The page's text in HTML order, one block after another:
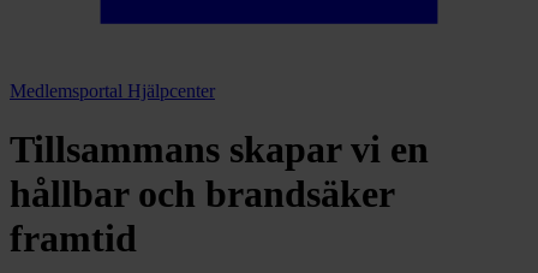
Medlemsportal Hjälpcenter
Tillsammans skapar vi en
hållbar och brandsäker
framtid